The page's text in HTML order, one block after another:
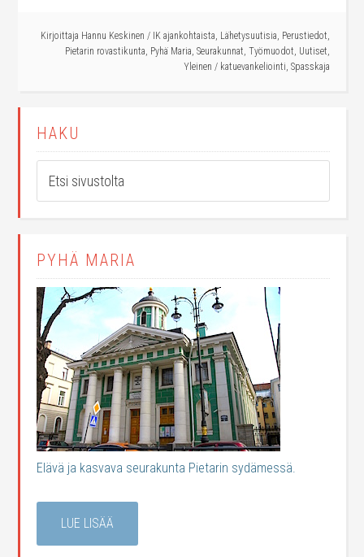
Kirjoittaja Hannu Keskinen / IK ajankohtaista, Lähetysuutisia, Perustiedot,
Pietarin rovastikunta, Pyhä Maria, Seurakunnat, Työmuodot, Uutiset,
Yleinen / katuevankeliointi, Spasskaja
HAKU
PYHÄ MARIA
Elävä ja kasvava seurakunta Pietarin sydämessä.
LUE LISÄÄ